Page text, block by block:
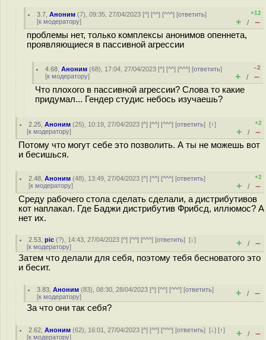
3.7 ,Аноним (7), 09:35, 27/04/2023 [^] [^^] [^^^] [ответить]
[к модератору]
+12
+ / –
проблемы нет, только комплексы анонимов опеннета,
проявляющиеся в пассивной агрессии
4.68 ,Аноним (68), 17:04, 27/04/2023 [^] [^^] [^^^] [ответить]
[к модератору]
–2
+ / –
Что плохого в пассивной агрессии? Слова то какие
придумал... Гендер студис небось изучаешь?
2.25 ,Аноним (25), 10:19, 27/04/2023 [^] [^^] [^^^] [ответить][↑]
[к модератору]
+2
+ / –
Потому что могут себе это позволить. А ты не можешь вот
и бесишься.
2.48 ,Аноним (48), 13:49, 27/04/2023 [^] [^^] [^^^] [ответить]
[к модератору]
+2
+ / –
Среду рабочего стола сделать сделали, а дистрибутивов
кот наплакал. Где Баджи дистрибутив Фрибсд, иллюмос? А
нет их.
2.53 ,pic (?), 14:43, 27/04/2023 [^] [^^] [^^^] [ответить][↓]
[к модератору] + / –
Затем что делали для себя, поэтому тебя бесноватого это
и бесит.
3.83 ,Аноним (83), 08:30, 28/04/2023 [^] [^^] [^^^] [ответить]
[к модератору] + / –
За что они так себя?
2.62 ,Аноним (62), 16:01, 27/04/2023 [^] [^^] [^^^] [ответить][↓] [↑]
[к модератору] + / –